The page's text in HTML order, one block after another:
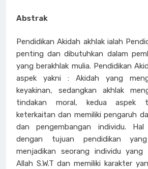
Abstrak
Pendidikan Akidah akhlak ialah
penting dan dibutuhkan dalam
yang berakhlak mulia. Pendidikan
aspek yakni : Akidah yang
keyakinan, sedangkan akhlak
tindakan moral, kedua aspek
keterkaitan dan memiliki pengaruh
dan pengembangan individu.
dengan tujuan pendidikan
menjadikan seorang individu yang
Allah S.W.T dan memiliki karakter